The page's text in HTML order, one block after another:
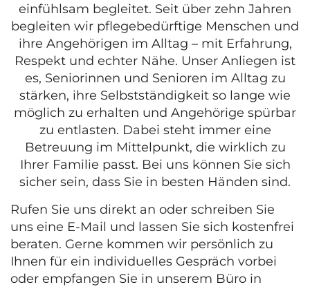
einfühlsam begleitet. Seit über zehn Jahren
begleiten wir pflegebedürftige Menschen und
ihre Angehörigen im Alltag – mit Erfahrung,
Respekt und echter Nähe. Unser Anliegen ist
es, Seniorinnen und Senioren im Alltag zu
stärken, ihre Selbstständigkeit so lange wie
möglich zu erhalten und Angehörige spürbar
zu entlasten. Dabei steht immer eine
Betreuung im Mittelpunkt, die wirklich zu
Ihrer Familie passt. Bei uns können Sie sich
sicher sein, dass Sie in besten Händen sind.
Rufen Sie uns direkt an oder schreiben Sie
uns eine E-Mail und lassen Sie sich kostenfrei
beraten. Gerne kommen wir persönlich zu
Ihnen für ein individuelles Gespräch vorbei
oder empfangen Sie in unserem Büro in